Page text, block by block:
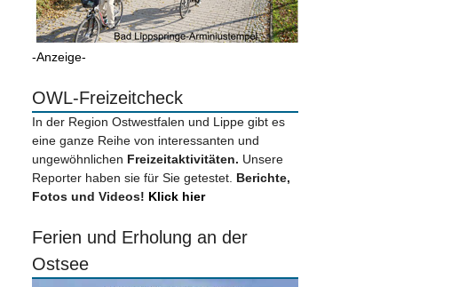
-Anzeige-
OWL-Freizeitcheck
In der Region Ostwestfalen und Lippe gibt es
eine ganze Reihe von interessanten und
ungewöhnlichen Freizeitaktivitäten. Unsere
Reporter haben sie für Sie getestet. Berichte,
Fotos und Videos! Klick hier
Ferien und Erholung an der
Ostsee